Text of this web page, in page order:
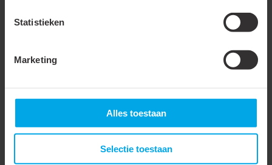
Statistieken
Marketing
Alles toestaan
Selectie toestaan
Lange schacht
Meer laden